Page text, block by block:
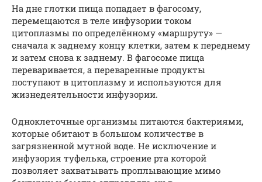
На дне глотки пища попадает в фагосому,
перемещаются в теле инфузории током
цитоплазмы по определённому «маршруту» —
сначала к заднему концу клетки, затем к переднему
и затем снова к заднему. В фагосоме пища
переваривается, а переваренные продукты
поступают в цитоплазму и используются для
жизнедеятельности инфузории.
Одноклеточные организмы питаются бактериями,
которые обитают в большом количестве в
загрязненной мутной воде. Не исключение и
инфузория туфелька, строение рта которой
позволяет захватывать проплывающие мимо